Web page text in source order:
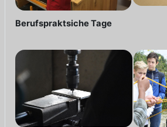
Berufspraktsiche Tage